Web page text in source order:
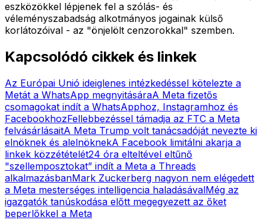
eszközökkel lépjenek fel a szólás- és
véleményszabadság alkotmányos jogainak külső
korlátozóival - az "önjelölt cenzorokkal" szemben.
Kapcsolódó cikkek és linkek
Az Európai Unió ideiglenes intézkedéssel kötelezte a
Metát a WhatsApp megnyitásáraA Meta fizetős
csomagokat indít a WhatsApphoz, Instagramhoz és
FacebookhozFellebbezéssel támadja az FTC a Meta
felvásárlásaitA Meta Trump volt tanácsadóját nevezte ki
elnöknek és alelnöknekA Facebook limitálni akarja a
linkek közzétételét24 óra elteltével eltűnő
"szellemposztokat” indít a Meta a Threads
alkalmazásbanMark Zuckerberg nagyon nem elégedett
a Meta mesterséges intelligencia haladásávalMég az
igazgatók tanúskodása előtt megegyezett az őket
beperlőkkel a Meta